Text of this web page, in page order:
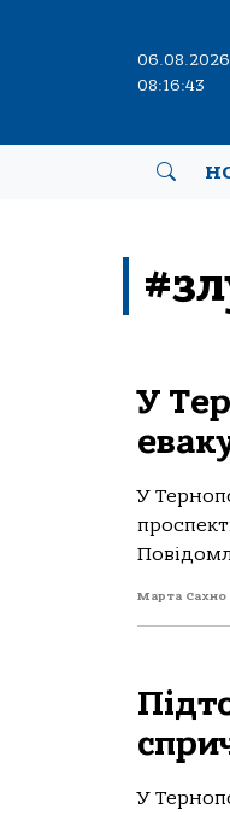
06.08.2026
08:16:44
У
У
Марта Сахно
У